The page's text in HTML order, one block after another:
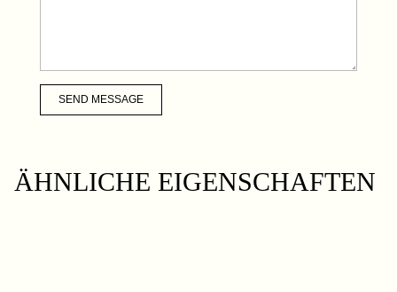
SEND MESSAGE
ÄHNLICHE EIGENSCHAFTEN